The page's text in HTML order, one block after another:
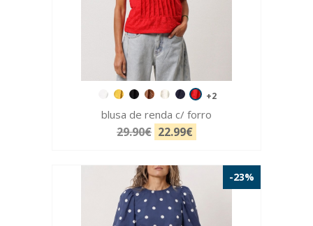
+2
blusa de renda c/ forro
29.90€ 22.99€
-23%